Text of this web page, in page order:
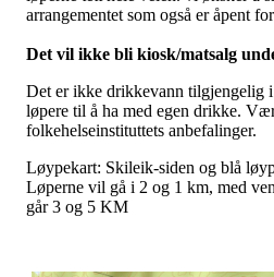
arrangementet som også er åpent
Det vil ikke bli kiosk/matsalg
Det er ikke drikkevann tilgjengelig
løpere til å ha med egen drikke.
folkehelseinstituttets anbefalinger.
Løypekart: Skileik-siden og blå
Løperne vil gå i 2 og 1 km, med
går 3 og 5 KM